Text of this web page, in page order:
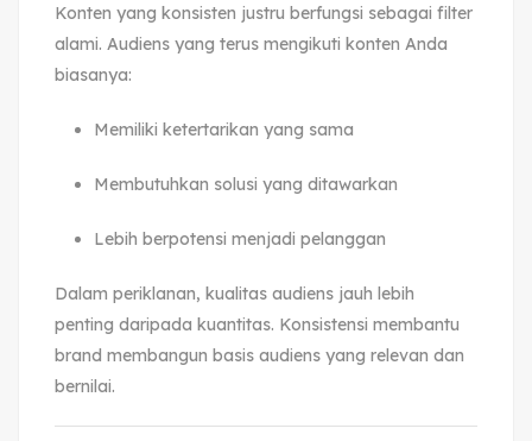
Konten yang konsisten justru berfungsi sebagai filter
alami. Audiens yang terus mengikuti konten Anda
biasanya:
Memiliki ketertarikan yang sama
Membutuhkan solusi yang ditawarkan
Lebih berpotensi menjadi pelanggan
Dalam periklanan, kualitas audiens jauh lebih
penting daripada kuantitas. Konsistensi membantu
brand membangun basis audiens yang relevan dan
bernilai.